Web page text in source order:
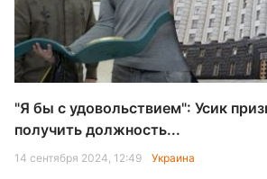
"Я бы с удовольствием": Усик
получить должность...
14 сентября 2024, 12:49 Украина